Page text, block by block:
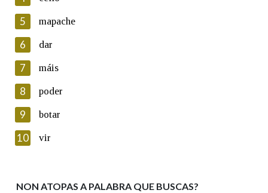
Lin e acepto as condicións da política de
Introduce o código que aparece na imaxe:
Texto de verificación
5 mapache
6 dar
7 máis
8 poder
9 botar
10 vir
NON ATOPAS A PALABRA QUE BUSCAS?